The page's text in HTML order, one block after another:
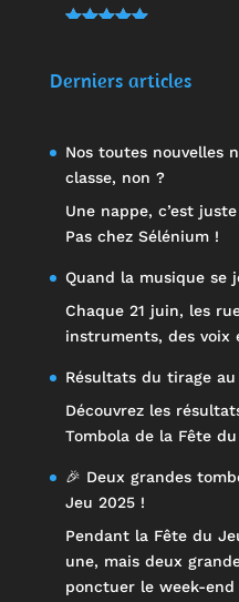
sur 5
Derniers articles
Nos toutes nouvelles
classe, non ?
Une nappe, c’est
Pas chez Sélénium !
Quand la musique se
Chaque 21 juin, les
instruments, des voix
Résultats du tirage
Découvrez les
Tombola de la Fête
🎉 Deux grandes
Jeu 2025 !
Pendant la Fête du
une, mais deux
ponctuer le week-end